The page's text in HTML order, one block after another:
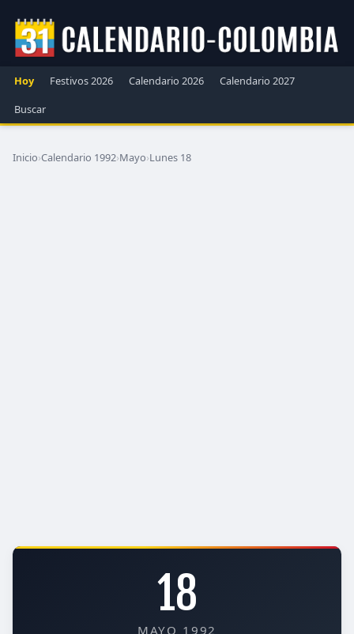
Hoy Festivos 2026 Calendario 2026
Calendario 2027
Buscar
Inicio›Calendario 1992›Mayo›Lunes 18
18
MAYO 1992